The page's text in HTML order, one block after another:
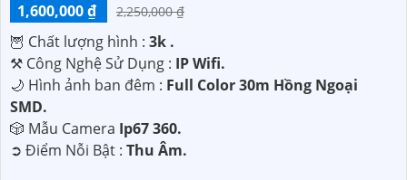
1,600,000 ₫
2,250,000 ₫
🦉 Chất lượng hình : 3k .
⚒ Công Nghệ Sử Dụng : IP Wifi.
🌙 Hình ảnh ban đêm : Full Color 30m Hồng Ngoại
SMD.
🎲 Mẫu Camera Ip67 360.
️➲ Điểm Nỗi Bật : Thu Âm.